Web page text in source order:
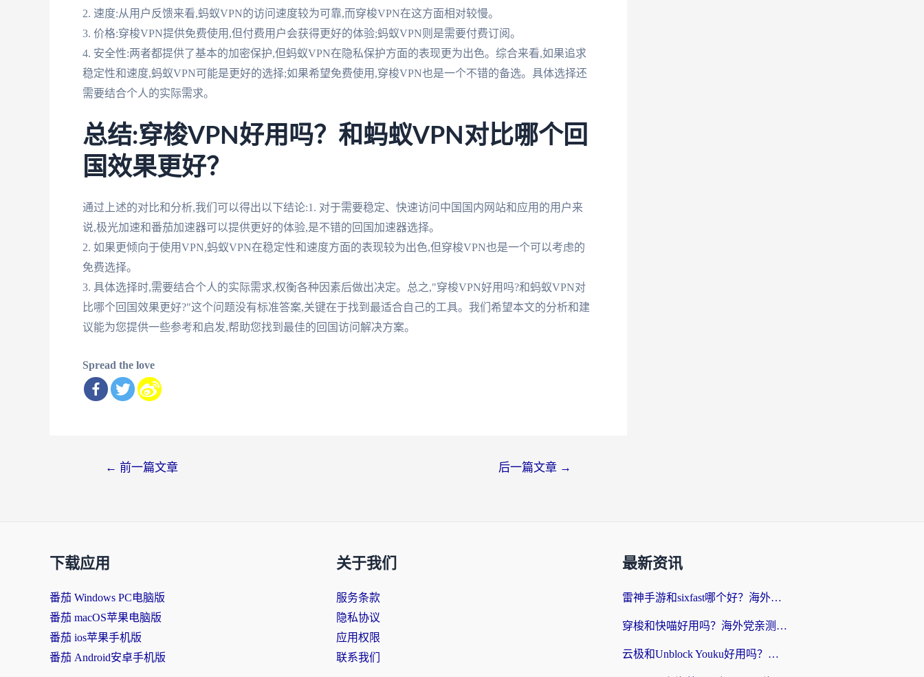
2. 速度:从用户反馈来看,蚂蚁VPN的访问速度较为可靠,而穿梭VPN在这方面相对较慢。
3. 价格:穿梭VPN提供免费使用,但付费用户会获得更好的体验;蚂蚁VPN则是需要付费订阅。
4. 安全性:两者都提供了基本的加密保护,但蚂蚁VPN在隐私保护方面的表现更为出色。综合来看,如果追求
稳定性和速度,蚂蚁VPN可能是更好的选择;如果希望免费使用,穿梭VPN也是一个不错的备选。具体选择还
需要结合个人的实际需求。
总结:穿梭VPN好用吗？和蚂蚁VPN对比哪个回
国效果更好？
通过上述的对比和分析,我们可以得出以下结论:1. 对于需要稳定、快速访问中国国内网站和应用的用户来
说,极光加速和番茄加速器可以提供更好的体验,是不错的回国加速器选择。
2. 如果更倾向于使用VPN,蚂蚁VPN在稳定性和速度方面的表现较为出色,但穿梭VPN也是一个可以考虑的
免费选择。
3. 具体选择时,需要结合个人的实际需求,权衡各种因素后做出决定。总之,"穿梭VPN好用吗?和蚂蚁VPN对
比哪个回国效果更好?"这个问题没有标准答案,关键在于找到最适合自己的工具。我们希望本文的分析和建
议能为您提供一些参考和启发,帮助您找到最佳的回国访问解决方案。
Spread the love
← 前一篇文章 后一篇文章 →
下载应用
番茄 Windows PC电脑版
番茄 macOS苹果电脑版
番茄 ios苹果手机版
番茄 Android安卓手机版
关于我们
服务条款
隐私协议
应用权限
联系我们
最新资讯
雷神手游和sixfast哪个好？海外党亲测3款回国加速器，教你选对不踩坑
穿梭和快喵好用吗？海外党亲测：小众加速器对比+番茄加速器深度体验
云极和Unblock Youku好用吗？海外党亲测+2026回国加速器避坑指南